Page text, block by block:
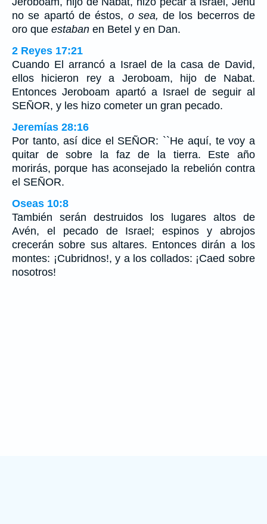
no se apartó de éstos, o sea, de los becerros de
oro que estaban en Betel y en Dan.
2 Reyes 17:21
Cuando El arrancó a Israel de la casa de David,
ellos hicieron rey a Jeroboam, hijo de Nabat.
Entonces Jeroboam apartó a Israel de seguir al
SEÑOR, y les hizo cometer un gran pecado.
Jeremías 28:16
Por tanto, así dice el SEÑOR: ``He aquí, te voy a
quitar de sobre la faz de la tierra. Este año
morirás, porque has aconsejado la rebelión contra
el SEÑOR.
Oseas 10:8
También serán destruidos los lugares altos de
Avén, el pecado de Israel; espinos y abrojos
crecerán sobre sus altares. Entonces dirán a los
montes: ¡Cubridnos!, y a los collados: ¡Caed sobre
nosotros!